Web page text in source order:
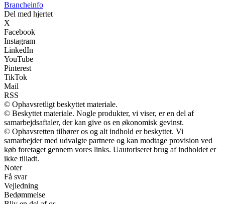
Brancheinfo
Del med hjertet
X
Facebook
Instagram
LinkedIn
YouTube
Pinterest
TikTok
Mail
RSS
© Ophavsretligt beskyttet materiale.
© Beskyttet materiale. Nogle produkter, vi viser, er en del af
samarbejdsaftaler, der kan give os en økonomisk gevinst.
© Ophavsretten tilhører os og alt indhold er beskyttet. Vi
samarbejder med udvalgte partnere og kan modtage provision ved
køb foretaget gennem vores links. Uautoriseret brug af indholdet er
ikke tilladt.
Noter
Få svar
Vejledning
Bedømmelse